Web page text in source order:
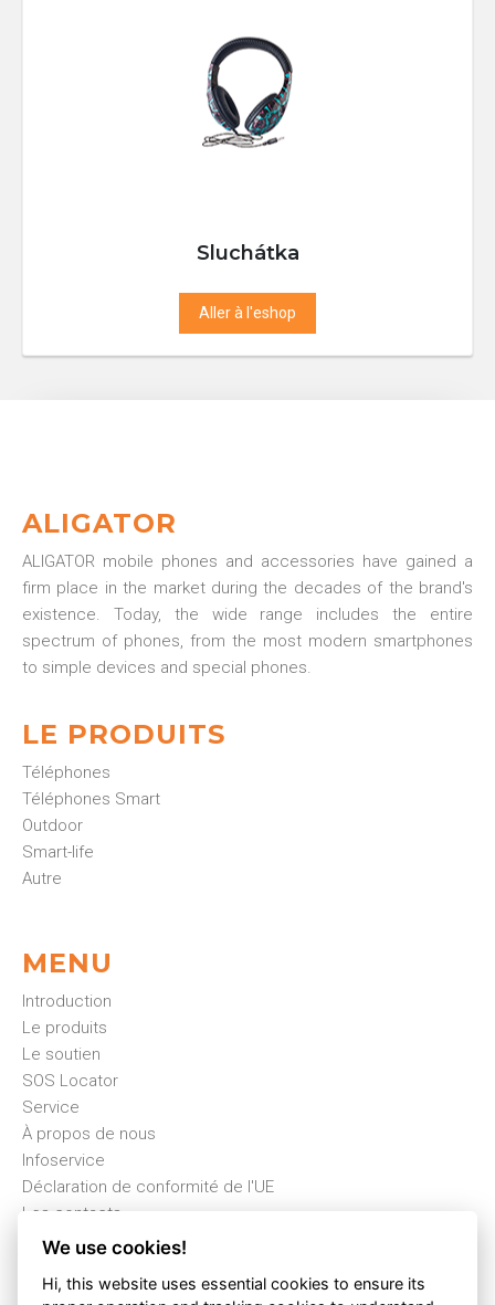
Sluchátka
Aller à l'eshop
ALIGATOR
ALIGATOR mobile phones and accessories have gained a
firm place in the market during the decades of the brand's
existence. Today, the wide range includes the entire
spectrum of phones, from the most modern smartphones
to simple devices and special phones.
LE PRODUITS
Téléphones
Téléphones Smart
Outdoor
Smart-life
Autre
MENU
Introduction
Le produits
Le soutien
SOS Locator
Service
À propos de nous
Infoservice
Déclaration de conformité de l'UE
Les contacts
Cookies
We use cookies!
Hi, this website uses essential cookies to ensure its